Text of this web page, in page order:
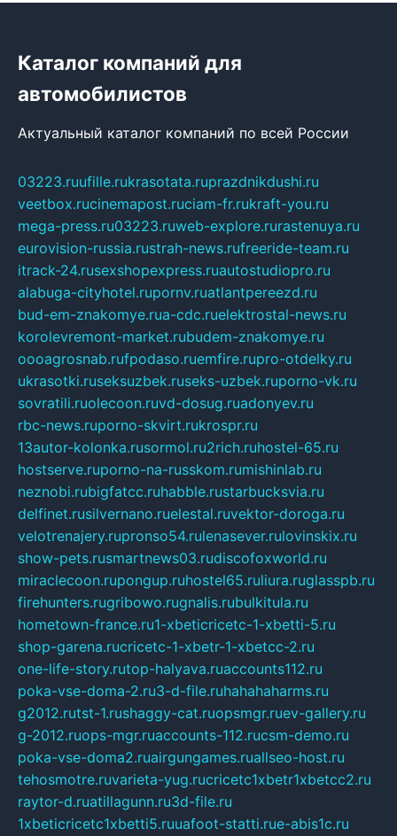
Каталог компаний для
автомобилистов
Актуальный каталог компаний по всей России
03223.ruufille.rukrasotata.ruprazdnikdushi.ru
veetbox.rucinemapost.ruciam-fr.rukraft-you.ru
mega-press.ru03223.ruweb-explore.rurastenuya.ru
eurovision-russia.rustrah-news.rufreeride-team.ru
itrack-24.rusexshopexpress.ruautostudiopro.ru
alabuga-cityhotel.rupornv.ruatlantpereezd.ru
bud-em-znakomye.rua-cdc.ruelektrostal-news.ru
korolevremont-market.rubudem-znakomye.ru
oooagrosnab.rufpodaso.ruemfire.rupro-otdelky.ru
ukrasotki.ruseksuzbek.ruseks-uzbek.ruporno-vk.ru
sovratili.ruolecoon.ruvd-dosug.ruadonyev.ru
rbc-news.ruporno-skvirt.rukrospr.ru
13autor-kolonka.rusormol.ru2rich.ruhostel-65.ru
hostserve.ruporno-na-russkom.rumishinlab.ru
neznobi.rubigfatcc.ruhabble.rustarbucksvia.ru
delfinet.rusilvernano.ruelestal.ruvektor-doroga.ru
velotrenajery.rupronso54.rulenasever.rulovinskix.ru
show-pets.rusmartnews03.rudiscofoxworld.ru
miraclecoon.rupongup.ruhostel65.ruliura.ruglasspb.ru
firehunters.rugribowo.rugnalis.rubulkitula.ru
hometown-france.ru1-xbeticricetc-1-xbetti-5.ru
shop-garena.rucricetc-1-xbetr-1-xbetcc-2.ru
one-life-story.rutop-halyava.ruaccounts112.ru
poka-vse-doma-2.ru3-d-file.ruhahahaharms.ru
g2012.rutst-1.rushaggy-cat.ruopsmgr.ruev-gallery.ru
g-2012.ruops-mgr.ruaccounts-112.rucsm-demo.ru
poka-vse-doma2.ruairgungames.ruallseo-host.ru
tehosmotre.ruvarieta-yug.rucricetc1xbetr1xbetcc2.ru
raytor-d.ruatillagunn.ru3d-file.ru
1xbeticricetc1xbetti5.ruuafoot-statti.rue-abis1c.ru